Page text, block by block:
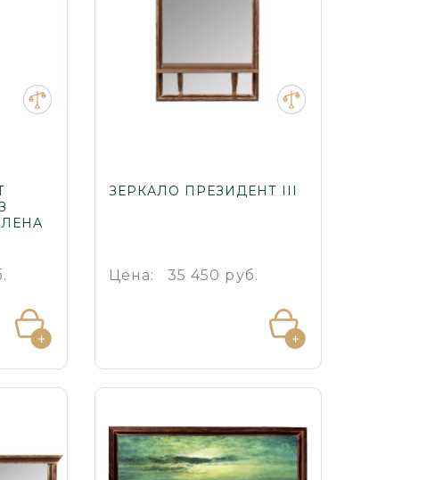
ЗЕРКАЛО ПРЕЗИДЕНТ III
Цена: 35 450 руб.